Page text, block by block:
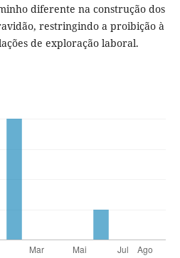
diferente na construção dos
restringindo a proibição à
de exploração laboral.